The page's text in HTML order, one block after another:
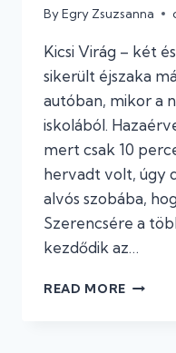
ByEgry Zsuzsanna
Kicsi Virág – két
sikerült éjszaka
autóban, mikor a
iskolából.
mert csak 10
hervadt volt, úgy
alvós szobába,
Szerencsére a
kezdődik az…
READ MORE #16